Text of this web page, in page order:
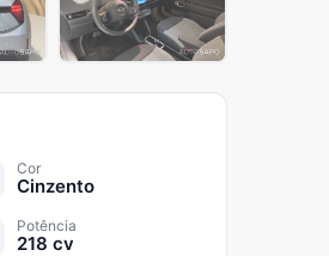
Cor
Cinzento
Potência
218 cv